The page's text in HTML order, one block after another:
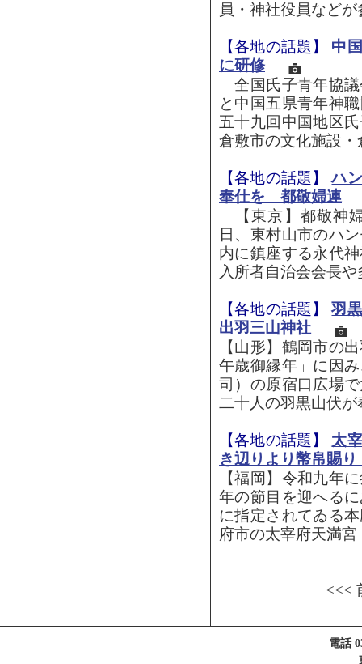
員・神社役員など
【各地の話題】 中
に研修
全国氏子青年協議
と中国五県青年神
五十九回中国地区
倉敷市の文化施設
【各地の話題】ハ
奉仕を 都敬婦連
【東京】都敬神
日、東村山市のハ
内に鎮座する永代
入所者自治会会長
【各地の話題】羽
出羽三山神社
【山形】鶴岡市の
午歳御縁年」に因
司）の原宿口広場
二十人の羽黒山伏
【各地の話題】 太
き辺りより幣帛賜
【福岡】令和九年
年の節目を迎へる
に指定されてゐる
府市の太宰府天満
<<<
電話